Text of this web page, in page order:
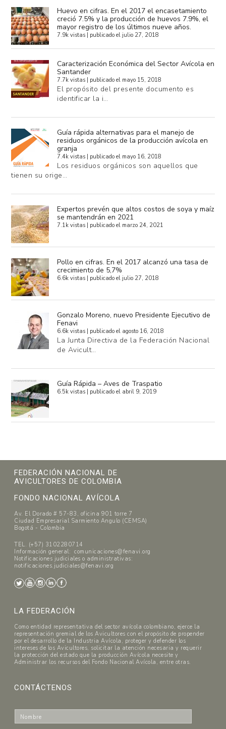
Huevo en cifras. En el 2017 el encasetamiento
creció 7.5% y la producción de huevos 7.9%, el
mayor registro de los últimos nueve años.
7.9k vistas | publicado el julio 27, 2018
Caracterización Económica del Sector Avícola en
Santander
7.7k vistas | publicado el mayo 15, 2018
El propósito del presente documento es
identificar la i…
Guía rápida alternativas para el manejo de
residuos orgánicos de la producción avícola en
granja
7.4k vistas | publicado el mayo 16, 2018
Los residuos orgánicos son aquellos que
tienen su orige…
Expertos prevén que altos costos de soya y maíz
se mantendrán en 2021
7.1k vistas | publicado el marzo 24, 2021
Pollo en cifras. En el 2017 alcanzó una tasa de
crecimiento de 5,7%
6.6k vistas | publicado el julio 27, 2018
Gonzalo Moreno, nuevo Presidente Ejecutivo de
Fenavi
6.6k vistas | publicado el agosto 16, 2018
La Junta Directiva de la Federación Nacional
de Avicult…
Guía Rápida – Aves de Traspatio
6.5k vistas | publicado el abril 9, 2019
FEDERACIÓN NACIONAL DE
AVICULTORES DE COLOMBIA
FONDO NACIONAL AVÍCOLA
Av. El Dorado # 57-83, oficina 901 torre 7
Ciudad Empresarial Sarmiento Angulo (CEMSA)
Bogotá - Colombia
TEL. (+57) 3102280714
Información general: comunicaciones@fenavi.org
Notificaciones judiciales o administrativas:
notificaciones.judiciales@fenavi.org
LA FEDERACIÓN
Como entidad representativa del sector avícola colombiano, ejerce la
representación gremial de los Avicultores con el propósito de propender
por el desarrollo de la Industria Avícola, proteger y defender los
intereses de los Avicultores, solicitar la atención necesaria y requerir
la protección del estado que la producción Avícola necesite y
Administrar los recursos del Fondo Nacional Avícola, entre otras.
CONTÁCTENOS
N
o